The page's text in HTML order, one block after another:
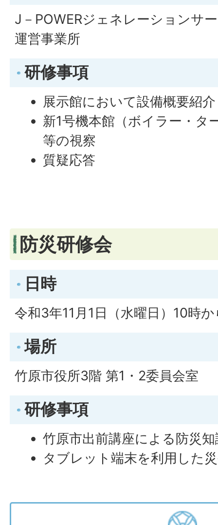
J－POWERジェネレーションサ
運営事業所
研修事項
展示館において設備概要紹介
新1号機本館（ボイラー・タ
等の視察
質疑応答
防災研修会
日時
令和3年11月1日（水曜日）10時
場所
竹原市役所3階 第1・2委員会室
研修事項
竹原市出前講座による防災
タブレット端末を利用した